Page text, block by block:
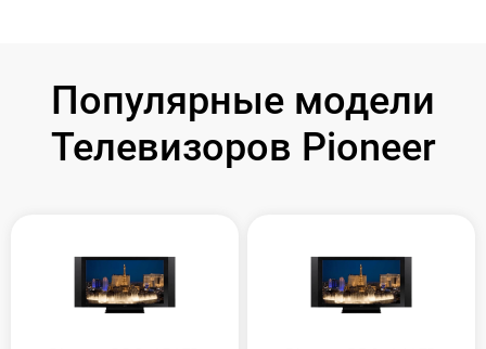
Популярные модели
Телевизоров Pioneer